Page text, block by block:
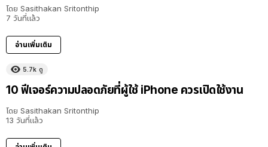
โดย Sasithakan Sritonthip
7 วันที่แล้ว
อ่านเพิ่มเติม
5.7k ดู
10 ฟีเจอร์ความปลอดภัยที่ผู้ใช้ iPhone ควรเปิดใช้งาน
โดย Sasithakan Sritonthip
13 วันที่แล้ว